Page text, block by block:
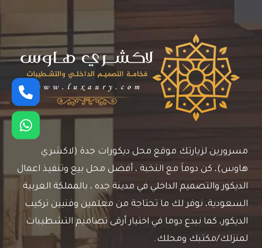
مسرورين لزيارتك موقع محل ديكورات جدة (لاكشري
هاوس)، كن دوماَ مع النخبة ، أفضل محل بيع وتنفيذ اعمال
الديكور والتصميم الداخلي في مدينة جده ، بالمملكة العربية
السعودية، نوفر لك ما تحتاجة من معلمين وفنيين تركيب
الديكور، كما نبدع دوما في اختيار أرقى تصاميم التشطيبات
لمنزلك/مكتبك ومحلك.